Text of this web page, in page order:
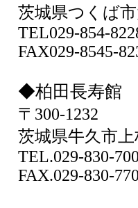
茨城県つくば
TEL029-854-
FAX029-8545-
◆柏田長寿館
〒300-1232
茨城県牛久市
TEL.029-830-
FAX.029-830-